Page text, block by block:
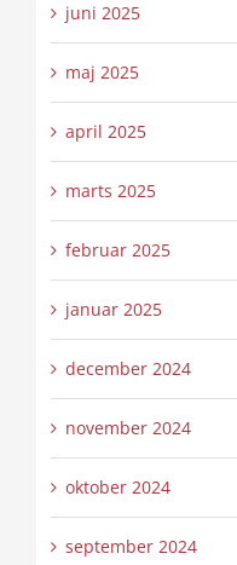
juni 2025
maj 2025
april 2025
marts 2025
februar 2025
januar 2025
december 2024
november 2024
oktober 2024
september 2024